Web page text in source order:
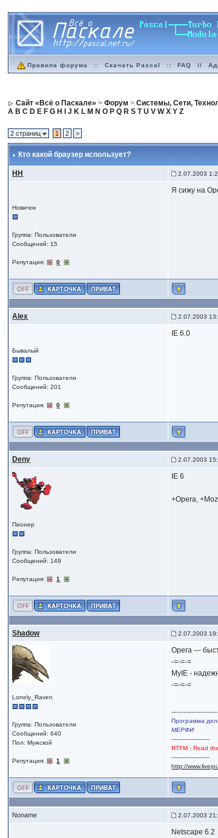
Правила форума :: Скачать Pascal :: FAQ //
Сайт «Всё о Паскале» >Форум >Системы, Сети,
A B C D E F G H J K L M N O P Q R S T U V W X Y Z
2 страниц 1 2 >
Кто какой браузер использует?
HH 2.07.2003
Новичок
Группа: Пользователи
Сообщений: 15
Репутация: 0
Я сижу на
Alex 2.07.2003
Бывалый
Группа: Пользователи
Сообщений: 201
Репутация: 0
IE 6.0
Deny 2.07.2003
Пионер
Группа: Пользователи
Сообщений: 149
Репутация: 1
IE 6
+Opera,
Shadow 2.07.2003
Lonely_Raven
Группа: Пользователи
Сообщений: 640
Пол: Мужской
Репутация: 1
Opera ---
-=-=-=
MyIE -
-=-=-=
Программа
МЕРФИ
---------------------
RTFM - Read
---------------------
http://
Noname 2.07.2003
Netscape 6.2